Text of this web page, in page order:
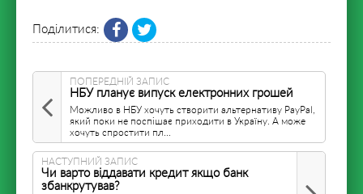
Поділитися:
ПОПЕРЕДНІЙ ЗАПИС
НБУ планує випуск електронних грошей
Можливо в НБУ хочуть створити альтернативу PayPal,
який поки не поспішає приходити в Україну. А може
хочуть спростити пл...
НАСТУПНИЙ ЗАПИС
Чи варто віддавати кредит якщо банк
збанкрутував?